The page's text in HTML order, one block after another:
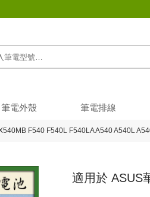
筆電外殼 筆電排線
F540 F540L F540LA A540 A540L
適用於 ASUS